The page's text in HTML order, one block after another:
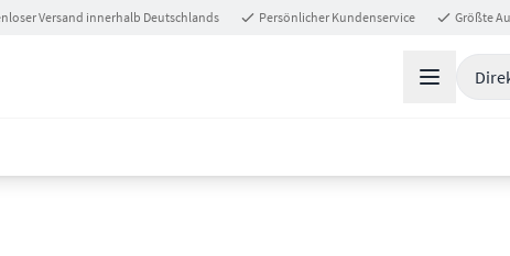
Versand innerhalb Deutschlands Persönlicher Kundenservice Größte